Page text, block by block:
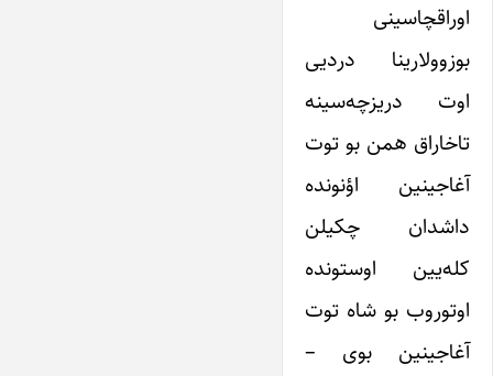
اوراقچاسینی
بوزوولارینا دردیی
اوت دریزچه‌سینه
تاخاراق همن بو توت
آغاجینین اؤنونده
داشدان چکیلن
کله‌یین اوستونده
اوتوروب بو شاه توت
آغاجینین بوی –